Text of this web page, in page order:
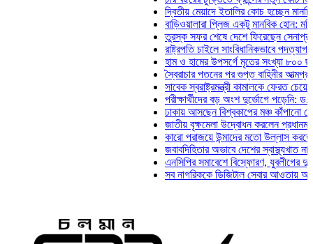
দ্বিতীয় মেয়াদে ইতালির কোচ হচ্ছেন মানচিনি
বাড়িওয়ালারা প্লিজ একটু মানবিক হোন: মনিরা মিঠু
তুরস্ক সফর শেষে দেশে ফিরেছেন সেনাপ্রধান
রাষ্ট্রপতি চাইলে সাংবিধানিকভাবে পদত্যাগ করতে
হাম ও হামের উপসর্গে মৃতের সংখ্যা ৮০০ ছাড়াল
স্বৈরাচার পতনের পর গুপ্ত বাহিনীর আত্মপ্রকাশ:
সাবেক স্বরাষ্ট্রমন্ত্রী কামালকে ফেরত চেয়ে
পরীক্ষার্থীদের বড় অংশ দুর্ভোগে পড়েনি: ড.
ঢাকায় আসছেন বিশ্বকাপের মঞ্চ কাঁপানো সেই
জাতীয় বৃক্ষমেলা উদ্বোধন করলেন প্রধানমন্ত্রী
কারো পরাজয়ে উন্মাদের মতো উল্লাস করতে হয়
জবাবদিহিতার অভাবে দেশের স্বাস্থ্যখাত নানা
এনসিপির সমাবেশে বিস্ফোরণ, যুবলীগের দুই
সব নাগরিককে ডিজিটাল সেবার আওতায় আনতে